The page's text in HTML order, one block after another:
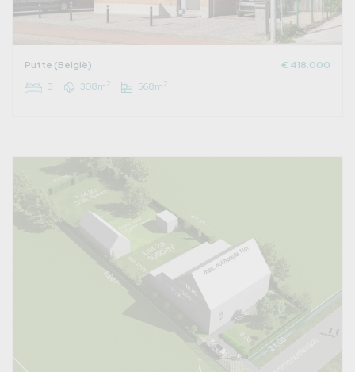
Putte (België)
€ 418.000
3
308m2 568m2